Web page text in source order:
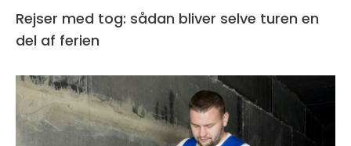
Rejser med tog: sådan bliver selve turen en
del af ferien